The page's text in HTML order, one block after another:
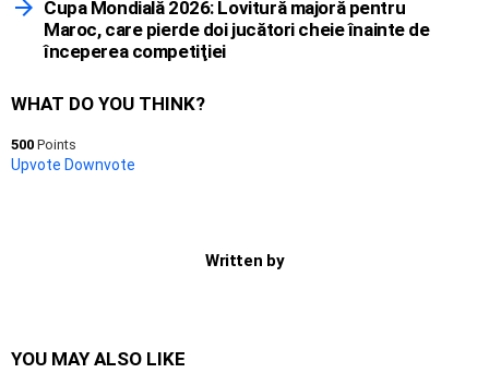
Cupa Mondială 2026: Lovitură majoră pentru
Maroc, care pierde doi jucători cheie înainte de
începerea competiţiei
WHAT DO YOU THINK?
500 Points
Upvote Downvote
Written by
YOU MAY ALSO LIKE